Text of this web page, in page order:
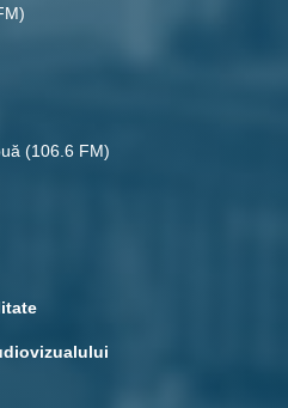
(106.6 FM)